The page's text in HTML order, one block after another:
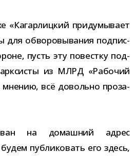
«Кагарлицкий при­ду­мы­вает
для обво­ро­вы­ва­ния под­пис­
пусть эту повестку под­
из МЛРД «Рабочий
всё довольно про­за­
на домаш­ний адрес
пуб­ли­ко­вать его здесь,